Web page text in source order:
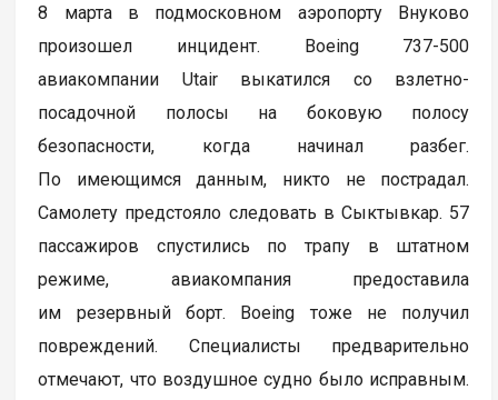
8 марта в подмосковном аэропорту Внуково
произошел инцидент. Boeing 737-500
авиакомпании Utair выкатился со взлетно-
посадочной полосы на боковую полосу
безопасности, когда начинал разбег.
По имеющимся данным, никто не пострадал.
Самолету предстояло следовать в Сыктывкар. 57
пассажиров спустились по трапу в штатном
режиме, авиакомпания предоставила
им резервный борт. Boeing тоже не получил
повреждений. Специалисты предварительно
отмечают, что воздушное судно было исправным.